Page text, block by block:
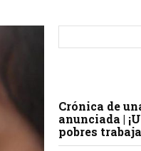
Crónica de
anunciada |
pobres